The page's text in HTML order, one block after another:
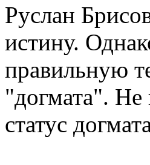
Руслан
истину.
правильную
"догмата". Не
статус